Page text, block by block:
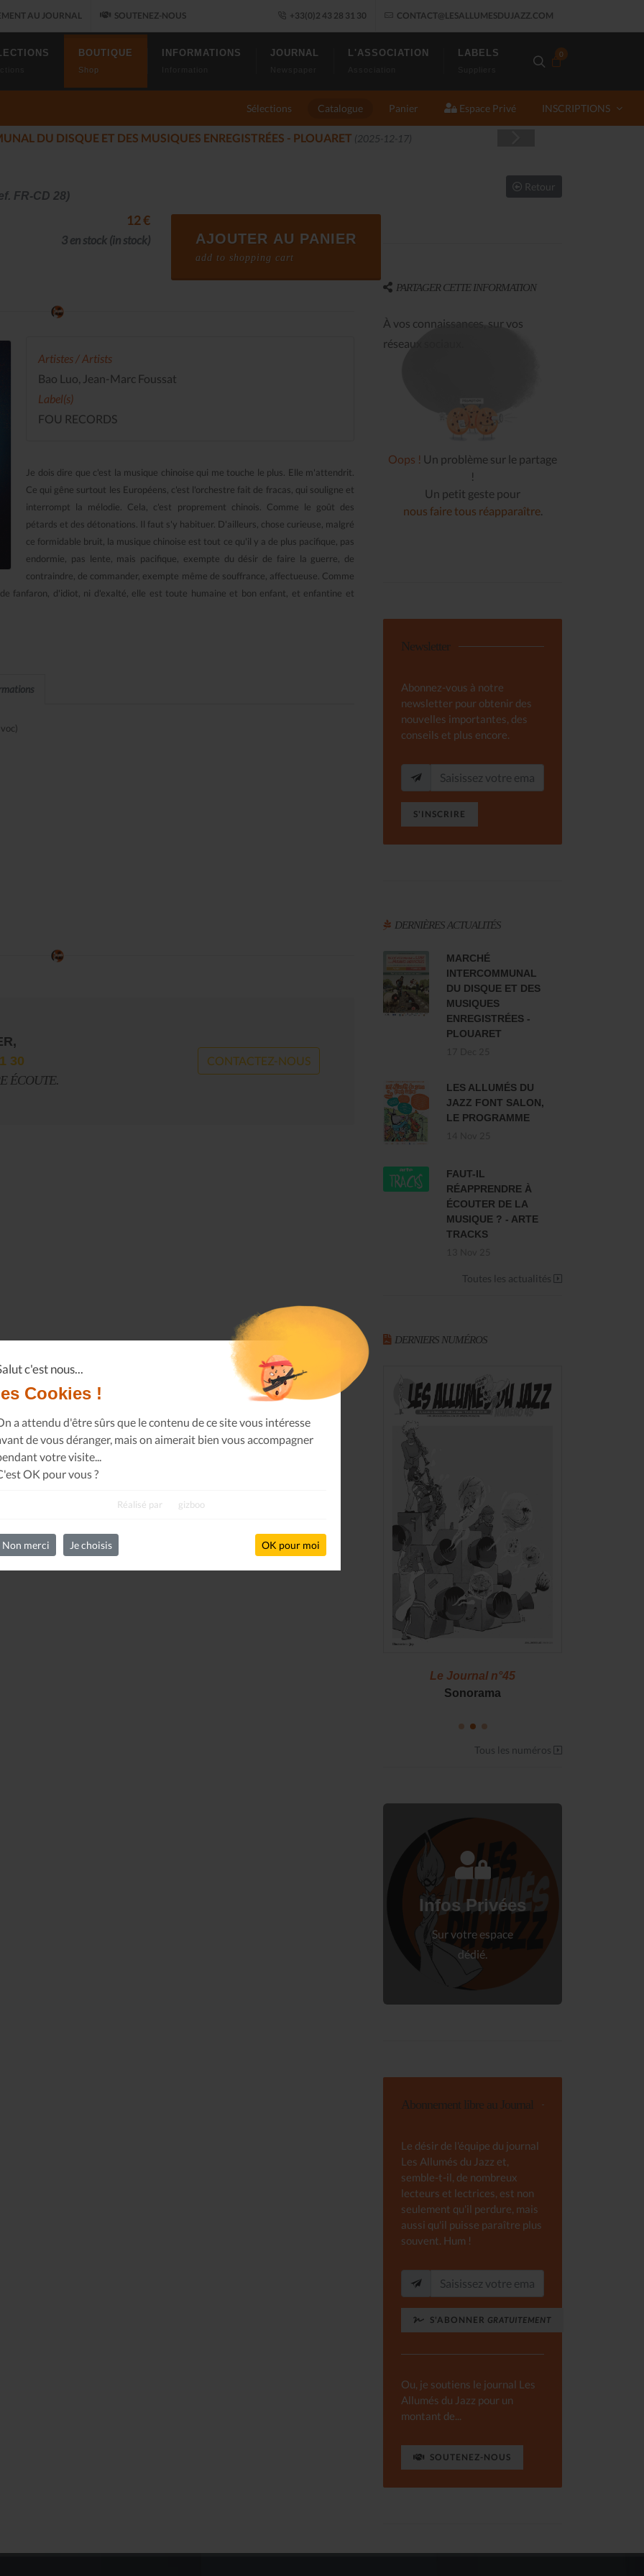
c'est nous...
Cookies !
a attendu d'être sûrs que le contenu de ce site vous intéresse
de vous déranger, mais on aimerait bien vous accompagner
votre visite...
OK pour vous ?
Réalisé par gizboo
Non merci Je choisis OK pour moi
AU JOURNAL SOUTENEZ-NOUS +33(0)2 43 28 31 30 CONTACT@LESALLUMESDUJAZZ.COM
0
BOUTIQUE
Shop
INFORMATIONS JOURNAL L'ASSOCIATION LABELS
Sélections Catalogue Panier Espace Privé INSCRIPTIONS
FONT SALON, LE PROGRAMME(2025-11-14)
FR-CD 28)
12 €
3 en stock (in stock) AJOUTER AU PANIER
add to shopping cart
Artistes / Artists
Bao Luo, Jean-Marc Foussat
Label(s)
FOU RECORDS
Je dois dire que c'est la musique chinoise qui me touche le plus. Elle m'attendrit.
Ce qui gêne surtout les Européens, c'est l'orchestre fait de fracas, qui souligne et
interrompt la mélodie. Cela, c'est proprement chinois. Comme le goût des
pétards et des détonations. Il faut s'y habituer. D'ailleurs, chose curieuse, malgré
ce formidable bruit, la musique chinoise est tout ce qu'il y a de plus pacifique, pas
endormie, pas lente, mais pacifique, exempte du désir de faire la guerre, de
contraindre, de commander, exempte même de souffrance, affectueuse. Comme
fanfaron, d'idiot, ni d'exalté, elle est toute humaine et bon enfant, et enfantine et
30
ÉCOUTE.
CONTACTEZ-NOUS
Retour
PARTAGER CETTE INFORMATION
À vos connaissances, sur vos
réseaux sociaux.
Oops ! Un problème sur le partage
!
Un petit geste pour
nous faire tous réapparaître.
Newsletter
Abonnez-vous à notre
newsletter pour obtenir des
nouvelles importantes, des
conseils et plus encore.
S'INSCRIRE
DERNIÈRES ACTUALITÉS
MARCHÉ
INTERCOMMUNAL
DU DISQUE ET DES
MUSIQUES
ENREGISTRÉES -
PLOUARET
LES ALLUMÉS DU
JAZZ FONT SALON,
LE PROGRAMME
FAUT-IL
RÉAPPRENDRE À
ÉCOUTER DE LA
MUSIQUE ? - ARTE
TRACKS
Toutes les actualités
DERNIERS NUMÉROS
Le Journal n°45
Sonorama
Tous les numéros
Infos Privées
Sur votre espace
dédié.
Connectez-vous
Abonnement libre au Journal
Le désir de l'équipe du journal
Les Allumés du Jazz et,
semble-t-il, de nombreux
lecteurs et lectrices, est non
seulement qu'il perdure, mais
aussi qu'il puisse paraître plus
souvent. Hum !
S'ABONNER GRATUITEMENT
Ou, je soutiens le journal Les
Allumés du Jazz pour un
montant de...
SOUTENEZ-NOUS